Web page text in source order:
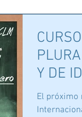
Y DE
DIA
El próximo
Internacional